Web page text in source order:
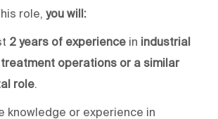
role, you will:
2 years of experience in industrial
operations or a similar
role.
knowledge or experience in